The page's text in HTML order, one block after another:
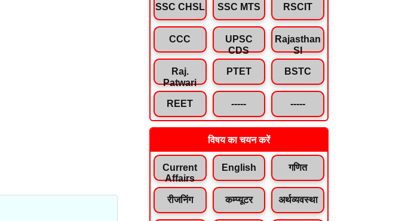
SSC CHSL SSC MTS RSCIT
CCC
UPSC
CDS
Rajasthan
SI
Raj.
Patwari
PTET BSTC
REET ----- -----
विषय का चयन करें
Current
Affairs
English गणित
रीजनिंग कम्प्यूटर अर्थव्यवस्था